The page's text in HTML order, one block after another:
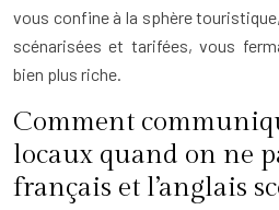
vous confine à la sphère
scénarisées et tarifées, vous
bien plus riche.
Comment
locaux quand on ne
français et l’anglais